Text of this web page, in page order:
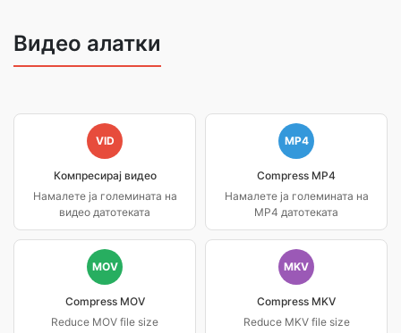
Видео алатки
VID
Компресирај видео
Намалете ја големината на
видео датотеката
MP4
Compress MP4
Намалете ја големината на
MP4 датотеката
MOV
Compress MOV
Reduce MOV file size
MKV
Compress MKV
Reduce MKV file size